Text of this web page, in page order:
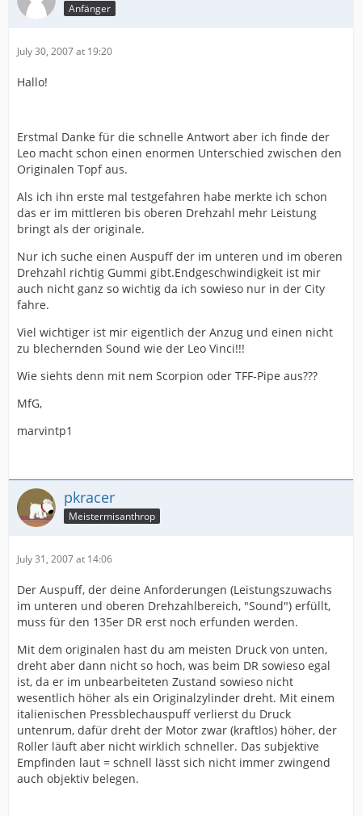
Anfänger
July 30, 2007 at 19:20
Hallo!
Erstmal Danke für die schnelle Antwort aber ich finde der
Leo macht schon einen enormen Unterschied zwischen den
Originalen Topf aus.
Als ich ihn erste mal testgefahren habe merkte ich schon
das er im mittleren bis oberen Drehzahl mehr Leistung
bringt als der originale.
Nur ich suche einen Auspuff der im unteren und im oberen
Drehzahl richtig Gummi gibt.Endgeschwindigkeit ist mir
auch nicht ganz so wichtig da ich sowieso nur in der City
fahre.
Viel wichtiger ist mir eigentlich der Anzug und einen nicht
zu blechernden Sound wie der Leo Vinci!!!
Wie siehts denn mit nem Scorpion oder TFF-Pipe aus???
MfG,
marvintp1
pkracer
Meistermisanthrop
July 31, 2007 at 14:06
Der Auspuff, der deine Anforderungen (Leistungszuwachs
im unteren und oberen Drehzahlbereich, "Sound") erfüllt,
muss für den 135er DR erst noch erfunden werden.
Mit dem originalen hast du am meisten Druck von unten,
dreht aber dann nicht so hoch, was beim DR sowieso egal
ist, da er im unbearbeiteten Zustand sowieso nicht
wesentlich höher als ein Originalzylinder dreht. Mit einem
italienischen Pressblechauspuff verlierst du Druck
untenrum, dafür dreht der Motor zwar (kraftlos) höher, der
Roller läuft aber nicht wirklich schneller. Das subjektive
Empfinden laut = schnell lässt sich nicht immer zwingend
auch objektiv belegen.